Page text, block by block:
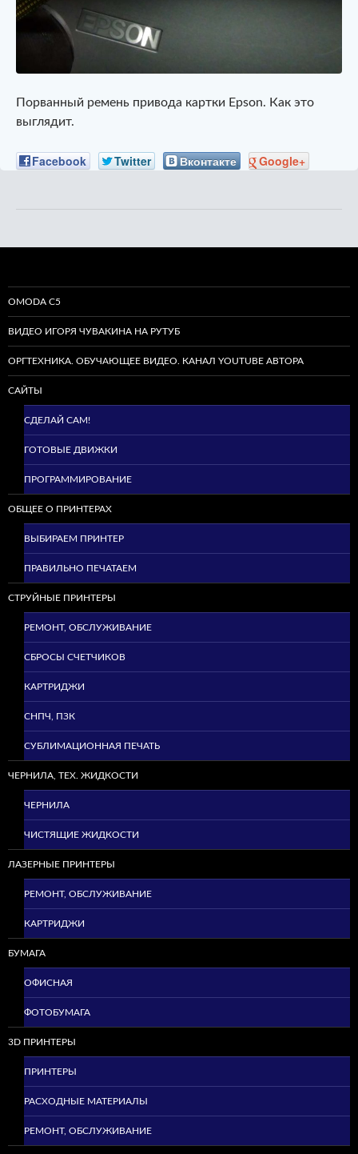
Порванный ремень привода картки Epson. Как это
выглядит.
Facebook Twitter Вконтакте Google+
OMODA C5
ВИДЕО ИГОРЯ ЧУВАКИНА НА РУТУБ
ОРГТЕХНИКА. ОБУЧАЮЩЕЕ ВИДЕО. КАНАЛ YOUTUBE АВТОРА
САЙТЫ
СДЕЛАЙ САМ!
ГОТОВЫЕ ДВИЖКИ
ПРОГРАММИРОВАНИЕ
ОБЩЕЕ О ПРИНТЕРАХ
ВЫБИРАЕМ ПРИНТЕР
ПРАВИЛЬНО ПЕЧАТАЕМ
СТРУЙНЫЕ ПРИНТЕРЫ
РЕМОНТ, ОБСЛУЖИВАНИЕ
СБРОСЫ СЧЕТЧИКОВ
КАРТРИДЖИ
СНПЧ, ПЗК
СУБЛИМАЦИОННАЯ ПЕЧАТЬ
ЧЕРНИЛА, ТЕХ. ЖИДКОСТИ
ЧЕРНИЛА
ЧИСТЯЩИЕ ЖИДКОСТИ
ЛАЗЕРНЫЕ ПРИНТЕРЫ
РЕМОНТ, ОБСЛУЖИВАНИЕ
КАРТРИДЖИ
БУМАГА
ОФИСНАЯ
ФОТОБУМАГА
3D ПРИНТЕРЫ
ПРИНТЕРЫ
РАСХОДНЫЕ МАТЕРИАЛЫ
РЕМОНТ, ОБСЛУЖИВАНИЕ